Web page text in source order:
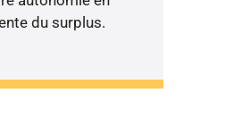
du surplus.